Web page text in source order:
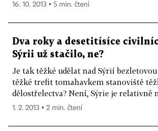
16. 10. 2013 ▪ 5 min. čtení
Dva roky a desetitísíce
Sýrii už stačilo, ne?
Je tak těžké udělat nad Sýrií
těžké trefit tomahavkem stanoviště
dělostřelectva? Není, Sýrie je relativně
1. 2. 2013 ▪ 2 min. čtení